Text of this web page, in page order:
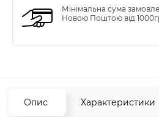
Мінімальна сума
Новою Поштою від
Опис Характеристики